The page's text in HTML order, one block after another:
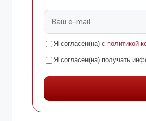
Я согласен(на) с политикой
Я согласен(на) получать